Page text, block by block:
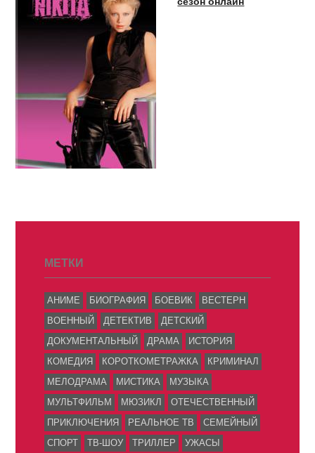
МЕТКИ
АНИМЕ БИОГРАФИЯ БОЕВИК
ВЕСТЕРН
ВОЕННЫЙ
ДЕТЕКТИВ
ДЕТСКИЙ
ДОКУМЕНТАЛЬНЫЙ
ДРАМА
ИСТОРИЯ
КОМЕДИЯ
КОРОТКОМЕТРАЖКА
КРИМИНАЛ
МЕЛОДРАМА
МИСТИКА
МУЗЫКА
МУЛЬТФИЛЬМ
МЮЗИКЛ
ОТЕЧЕСТВЕННЫЙ
ПРИКЛЮЧЕНИЯ
РЕАЛЬНОЕ ТВ
СЕМЕЙНЫЙ
СПОРТ
ТВ-ШОУ ТРИЛЛЕР УЖАСЫ